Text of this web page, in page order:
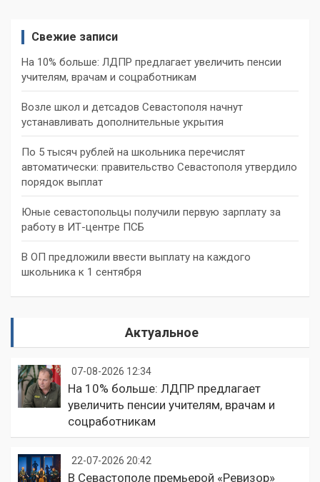
Свежие записи
На 10% больше: ЛДПР предлагает увеличить пенсии
учителям, врачам и соцработникам
Возле школ и детсадов Севастополя начнут
устанавливать дополнительные укрытия
По 5 тысяч рублей на школьника перечислят
автоматически: правительство Севастополя утвердило
порядок выплат
Юные севастопольцы получили первую зарплату за
работу в ИТ-центре ПСБ
В ОП предложили ввести выплату на каждого
школьника к 1 сентября
Актуальное
07-08-2026 12:34
На 10% больше: ЛДПР предлагает
увеличить пенсии учителям, врачам и
соцработникам
22-07-2026 20:42
В Севастополе премьерой «Ревизор»